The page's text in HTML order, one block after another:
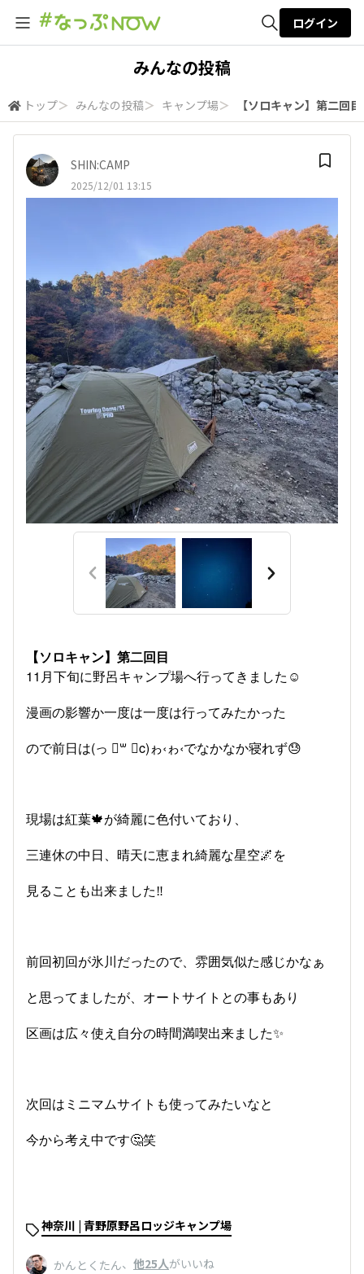
検索
ログイン
みんなの投稿
トップ＞ みんなの投稿＞ キャンプ場＞ 【ソロキャン】第二回
SHIN:CAMP
2025/12/01 13:15
【ソロキャン】第二回目
11月下旬に野呂キャンプ場へ行ってきました☺️
漫画の影響か一度は一度は行ってみたかった
ので前日は(っ ॑꒳ ॑c)ゎ‹ゎ‹でなかなか寝れず😓
現場は紅葉🍁が綺麗に色付いており、
三連休の中日、晴天に恵まれ綺麗な星空🌌を
見ることも出来ました‼️
前回初回が氷川だったので、雰囲気似た感じかなぁ
と思ってましたが、オートサイトとの事もあり
区画は広々使え自分の時間満喫出来ました✨
次回はミニマムサイトも使ってみたいなと
今から考え中です🤔笑
神奈川 | 青野原野呂ロッジキャンプ場
かんとくたん、 他25人がいいね